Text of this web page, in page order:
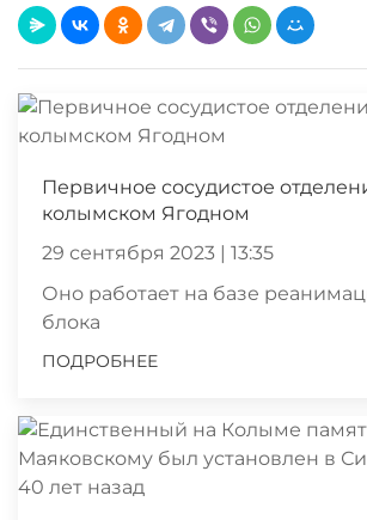
Первичное сосудистое
колымском Ягодном
29 сентября 2023 | 13:35
Оно работает на базе
блока
ПОДРОБНЕЕ